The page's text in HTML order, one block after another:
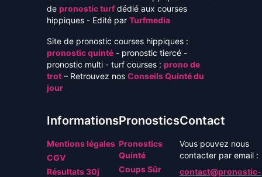
de pronostic turfdédié aux courses
hippiques - Edité par Turfmedia
Site de pronostic courses hippiques :
pronostic quinté - pronostic tiercé -
pronostic multi - turf courses : prono de
trot – Retrouvez nos Conseils Quinté du
jour
Informations
Mentions légales
CGV
Résultats 30j
Pronostics
Pronostics
Quinté
Coups Sûr
Contact
Vous pouvez nous
contacter par email :
contact@pronostic-